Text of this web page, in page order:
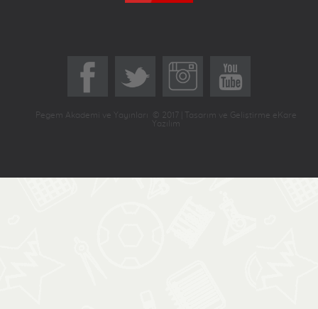
Pegem Akademi ve Yayınları © 2017 | Tasarım ve Geliştirme eKare
Yazılım